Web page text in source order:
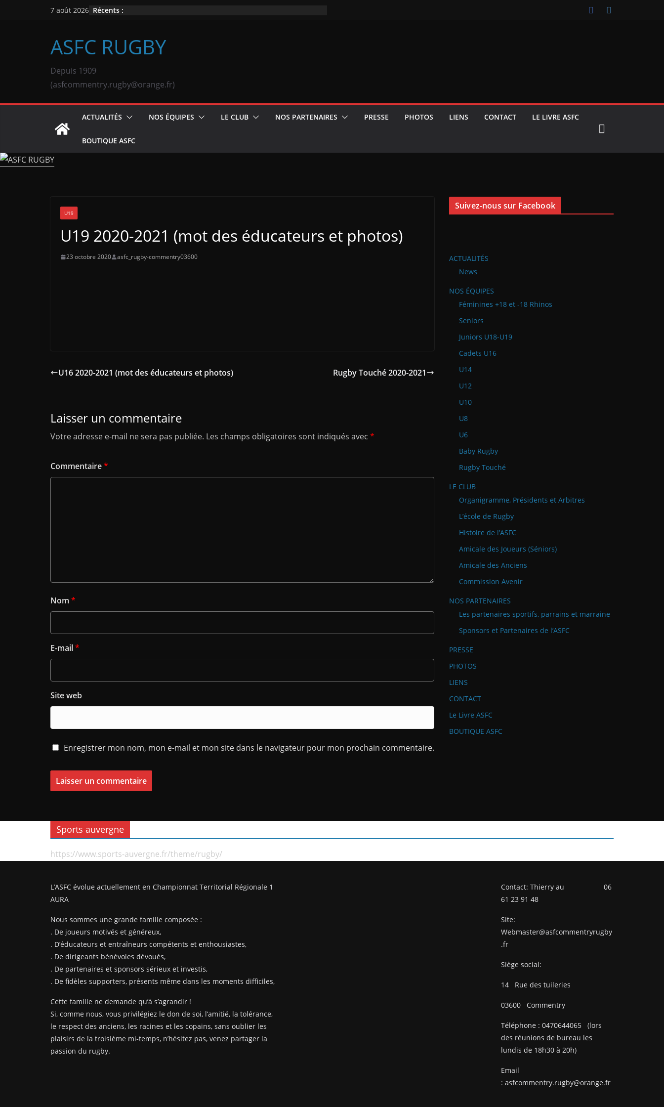
7 août 2026 Récents :
ASFC RUGBY
Depuis 1909
(asfcommentry.rugby@orange.fr)
ACTUALITÉS NOS ÉQUIPES LE CLUB NOS PARTENAIRES PRESSE PHOTOS LIENS CONTACT LE LIVRE ASFC
BOUTIQUE ASFC
U19
U19 2020-2021 (mot des éducateurs et photos)
23 octobre 2020 asfc_rugby-commentry03600
U16 2020-2021 (mot des éducateurs et photos) Rugby Touché 2020-2021
Laisser un commentaire
Votre adresse e-mail ne sera pas publiée. Les champs obligatoires sont indiqués avec *
Commentaire*
Nom *
E-mail*
Site web
Enregistrer mon nom, mon e-mail et mon site dans le navigateur pour mon prochain commentaire.
Suivez-nous sur Facebook
ACTUALITÉS
News
NOS ÉQUIPES
Féminines +18 et -18 Rhinos
Seniors
Juniors U18-U19
Cadets U16
U14
U12
U10
U8
U6
Baby Rugby
Rugby Touché
LE CLUB
Organigramme, Présidents et Arbitres
L’école de Rugby
Histoire de l’ASFC
Amicale des Joueurs (Séniors)
Amicale des Anciens
Commission Avenir
NOS PARTENAIRES
Les partenaires sportifs, parrains et marraine
Sponsors et Partenaires de l’ASFC
PRESSE
PHOTOS
LIENS
CONTACT
Le Livre ASFC
BOUTIQUE ASFC
Sports auvergne
https://www.sports-auvergne.fr/theme/rugby/
L’ASFC évolue actuellement en Championnat Territorial Régionale 1
AURA
Nous sommes une grande famille composée :
. De joueurs motivés et généreux,
. D’éducateurs et entraîneurs compétents et enthousiastes,
. De dirigeants bénévoles dévoués,
. De partenaires et sponsors sérieux et investis,
. De fidèles supporters, présents même dans les moments difficiles,
Cette famille ne demande qu’à s’agrandir !
Si, comme nous, vous privilégiez le don de soi, l’amitié, la tolérance,
le respect des anciens, les racines et les copains, sans oublier les
plaisirs de la troisième mi-temps, n’hésitez pas, venez partager la
passion du rugby.
Contact: Thierry au 06
61 23 91 48
Site:
Webmaster@asfcommentryrugby
.fr
Siège social:
14 Rue des tuileries
03600 Commentry
Téléphone : 0470644065
(lors
des réunions de bureau les
lundis de 18h30 à 20h)
Email
: asfcommentry.rugby@orange.fr